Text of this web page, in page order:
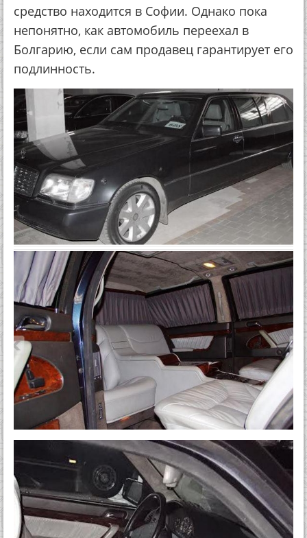
средство находится в Софии. Однако пока
непонятно, как автомобиль переехал в
Болгарию, если сам продавец гарантирует его
подлинность.